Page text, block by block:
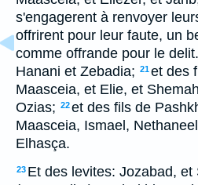
s'engagerent à renvoyer
offrirent pour leur faute, un
comme offrande pour le delit.
Hanani et Zebadia; 21et des
Maasceia, et Elie, et
Ozias; 22et des fils de
Maasceia, Ismael,
Elhasça.
23 Et des levites: Jozabad, et